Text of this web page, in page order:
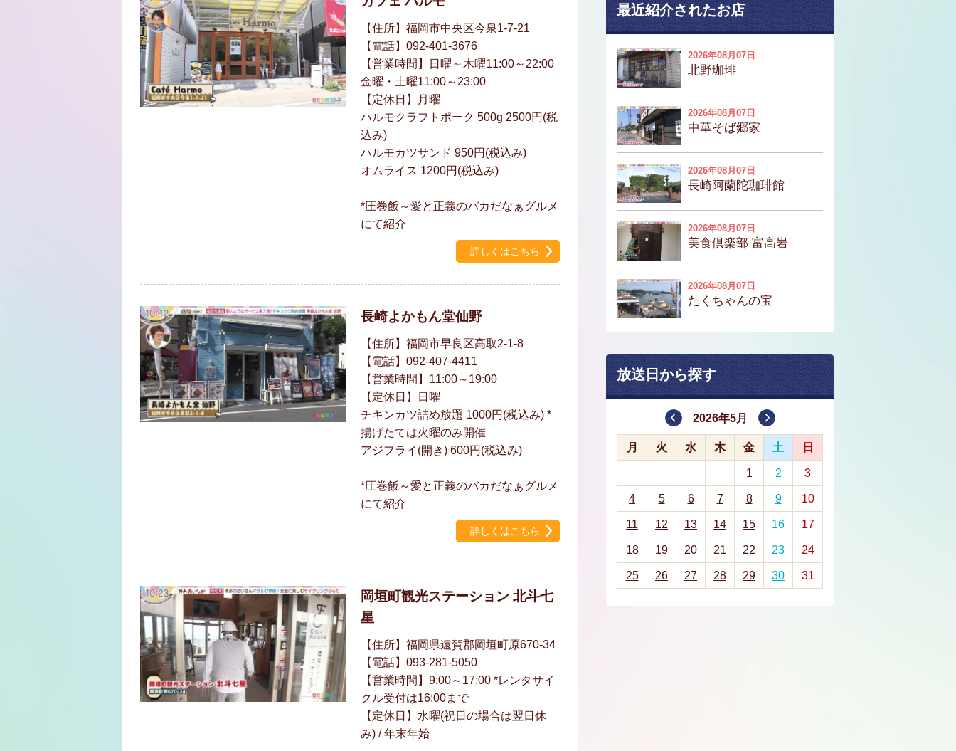
【住所】福岡市中央区今泉1-7-21
【電話】092-401-3676
【営業時間】日曜～木曜11:00～22:00
金曜・土曜11:00～23:00
【定休日】月曜
ハルモクラフトポーク 500g 2500円(税
込み)
ハルモカツサンド 950円(税込み)
オムライス 1200円(税込み)
*圧巻飯～愛と正義のバカだなぁグルメ
にて紹介
詳しくはこちら
長崎よかもん堂仙野
【住所】福岡市早良区高取2-1-8
【電話】092-407-4411
【営業時間】11:00～19:00
【定休日】日曜
チキンカツ詰め放題 1000円(税込み) *
揚げたては火曜のみ開催
アジフライ(開き) 600円(税込み)
*圧巻飯～愛と正義のバカだなぁグルメ
にて紹介
詳しくはこちら
岡垣町観光ステーション 北斗七
星
【住所】福岡県遠賀郡岡垣町原670-34
【電話】093-281-5050
【営業時間】9:00～17:00 *レンタサイ
クル受付は16:00まで
【定休日】水曜(祝日の場合は翌日休
み) / 年末年始
最近紹介されたお店
2026年08月07日
北野珈琲
2026年08月07日
中華そば郷家
2026年08月07日
長崎阿蘭陀珈琲館
2026年08月07日
美食倶楽部 富高岩
2026年08月07日
たくちゃんの宝
放送日から探す
2026年5月
月 火 水 木 金 土 日
1 2 3
4 5 6 7 8 9 10
11 12 13 14 15 16 17
18 19 20 21 22 23 24
25 26 27 28 29 30 31